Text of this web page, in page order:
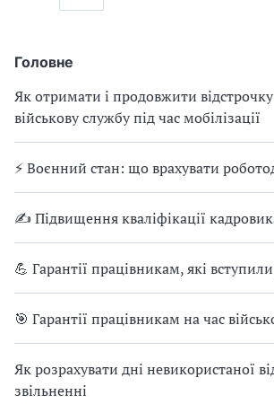
Головне
Як отримати і продовжити
військову службу під час мобілізації
⚡ Воєнний стан: що врахувати
✍ Підвищення кваліфікації
💪 Гарантії працівникам, які
🎯 Гарантії працівникам на час
Як розрахувати дні невикористаної
звільненні